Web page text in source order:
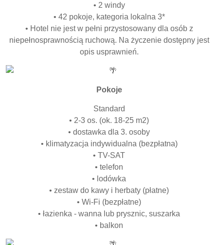
• 2 windy
• 42 pokoje, kategoria lokalna 3*
• Hotel nie jest w pełni przystosowany dla osób z
niepełnosprawnością ruchową. Na życzenie dostępny jest
opis usprawnień.
Pokoje
Standard
• 2-3 os. (ok. 18-25 m2)
• dostawka dla 3. osoby
• klimatyzacja indywidualna (bezpłatna)
• TV-SAT
• telefon
• lodówka
• zestaw do kawy i herbaty (płatne)
• Wi-Fi (bezpłatne)
• łazienka - wanna lub prysznic, suszarka
• balkon